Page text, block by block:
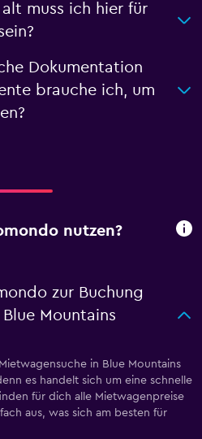
muss ich hier für
Dokumentation
brauche ich, um
nutzen?
zur Buchung
Mountains
in Blue Mountains
es handelt sich um eine schnelle
für dich alle Mietwagenpreise
aus, was sich am besten für